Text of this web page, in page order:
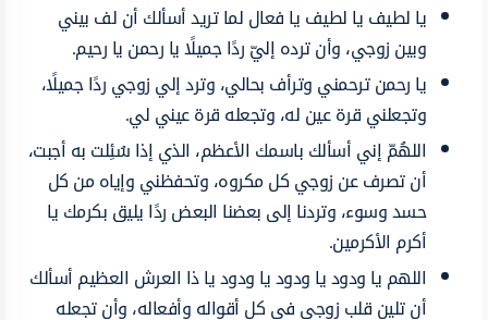
يا لطيف يا لطيف يا فعال لما تريد أسألك أن لف بيني
وبين زوجي، وأن ترده إليّ ردًا جميلًا يا رحمن يا رحيم.
يا رحمن ترحمني وترأف بحالي، وترد إلي زوجي ردًا جميلًا،
وتجعلني قرة عين له، وتجعله قرة عيني لي.
اللهُمّ إني أسألك باسمك الأعظم، الذي إذا سُئِلت به أجبت،
أن تصرف عن زوجي كل مكروه، وتحفظني وإياه من كل
حسد وسوء، وتردنا إلى بعضنا البعض ردًا يليق بكرمك يا
أكرم الأكرمين.
اللهم يا ودود يا ودود يا ودود يا ذا العرش العظيم أسألك
أن تلين قلب زوجي في كل أقواله وأفعاله، وأن تجعله